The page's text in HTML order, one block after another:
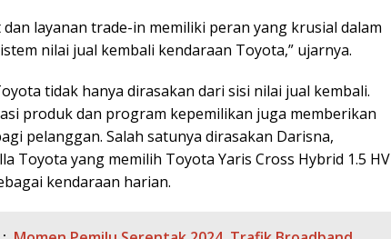
layanan trade-in memiliki peran yang krusial dalam
nilai jual kembali kendaraan Toyota,” ujarnya.
tidak hanya dirasakan dari sisi nilai jual kembali.
produk dan program kepemilikan juga memberikan
pelanggan. Salah satunya dirasakan Darisna,
Toyota yang memilih Toyota Yaris Cross Hybrid 1.5 HV
kendaraan harian.